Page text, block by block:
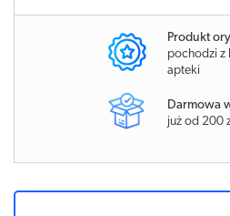
Produkt
pochodzi z
apteki
Darmowa
już od 200